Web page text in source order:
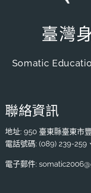
臺灣
Somatic
聯絡資訊
地址: 950 臺東縣臺東市
電話號碼: (089) 239-259
電子郵件: